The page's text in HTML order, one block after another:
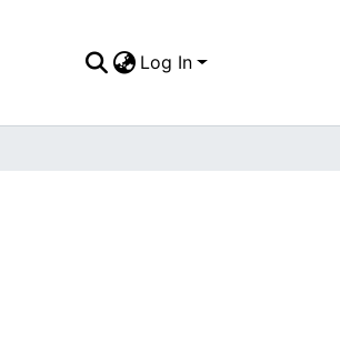
Log In